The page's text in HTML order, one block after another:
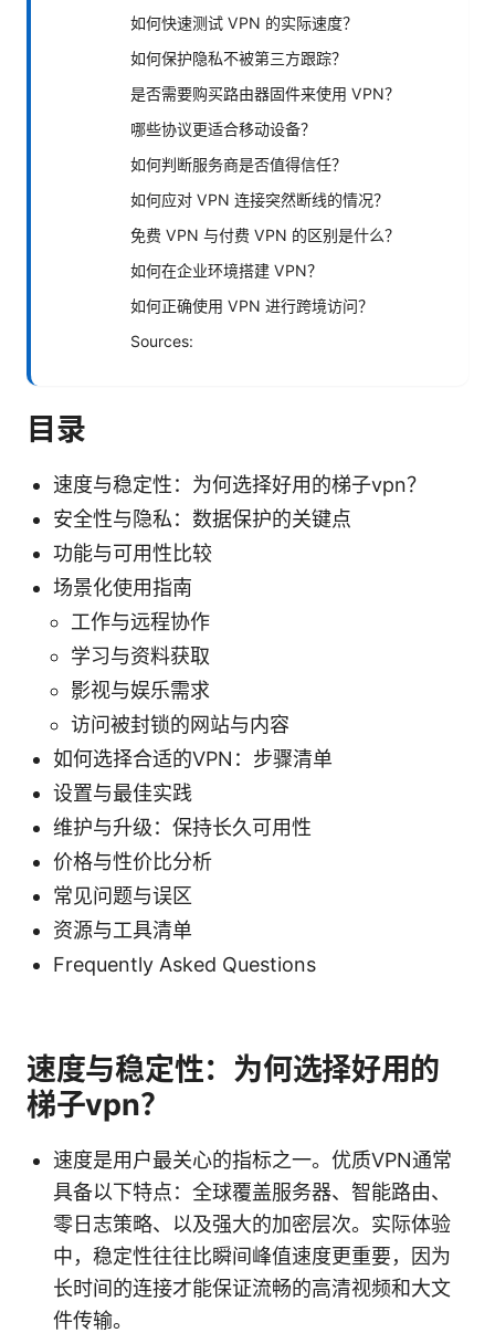
如何快速测试 VPN 的实际速度？
如何保护隐私不被第三方跟踪？
是否需要购买路由器固件来使用 VPN？
哪些协议更适合移动设备？
如何判断服务商是否值得信任？
如何应对 VPN 连接突然断线的情况？
免费 VPN 与付费 VPN 的区别是什么？
如何在企业环境搭建 VPN？
如何正确使用 VPN 进行跨境访问？
Sources:
目录
速度与稳定性：为何选择好用的梯子vpn？
安全性与隐私：数据保护的关键点
功能与可用性比较
场景化使用指南
工作与远程协作
学习与资料获取
影视与娱乐需求
访问被封锁的网站与内容
如何选择合适的VPN：步骤清单
设置与最佳实践
维护与升级：保持长久可用性
价格与性价比分析
常见问题与误区
资源与工具清单
Frequently Asked Questions
速度与稳定性：为何选择好用的
梯子vpn？
速度是用户最关心的指标之一。优质VPN通常
具备以下特点：全球覆盖服务器、智能路由、
零日志策略、以及强大的加密层次。实际体验
中，稳定性往往比瞬间峰值速度更重要，因为
长时间的连接才能保证流畅的高清视频和大文
件传输。